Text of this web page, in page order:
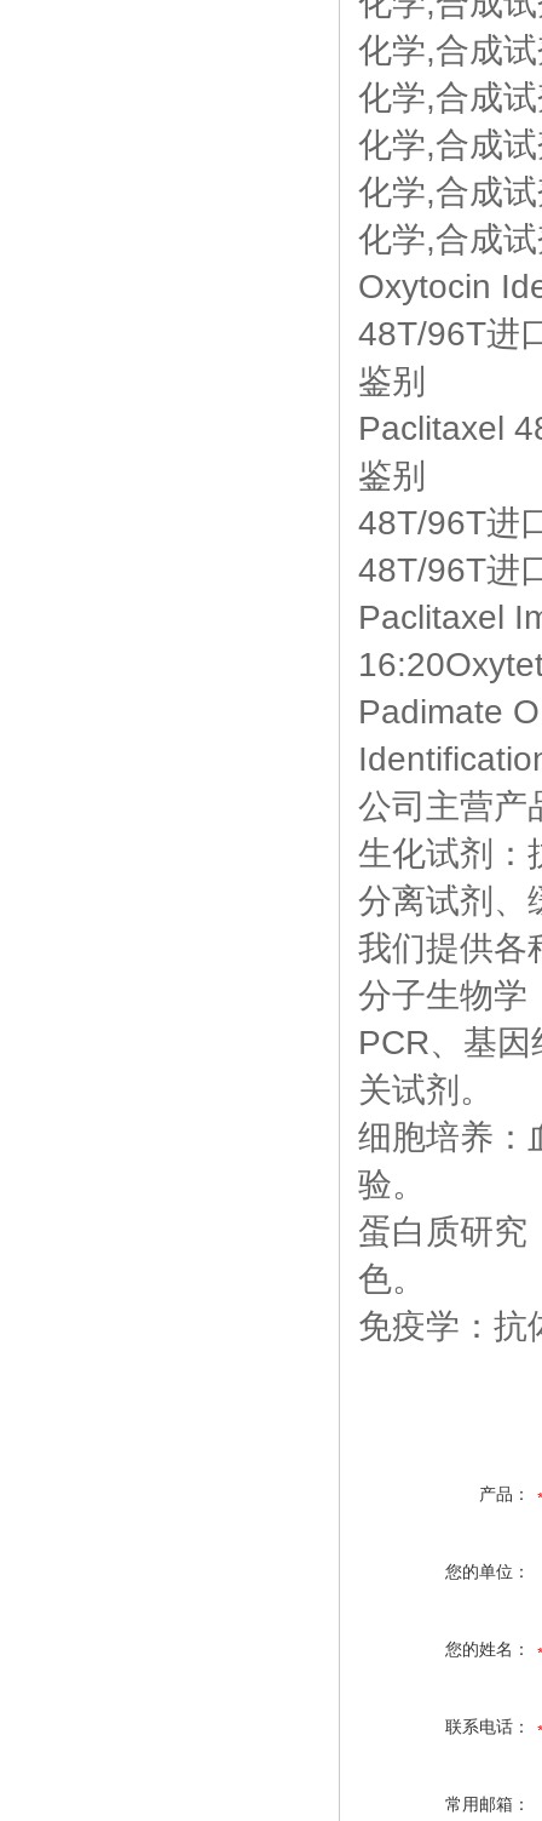
化学,合成
化学,合成
化学,合成
化学,合成
化学,合成
Oxytocin
48T/96T进
鉴别
Paclitaxel
鉴别
48T/96T进
48T/96T进
Paclitaxel
Padimate
公司主营产
生化试剂：
分离试剂、
我们提供各
分子生物学
PCR、基
关试剂。
细胞培养：
验。
蛋白质研究
色。
免疫学：抗
产品：
您的单位：
您的姓名：
联系电话：
常用邮箱：